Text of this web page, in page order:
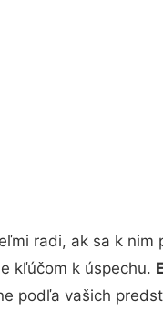
radi, ak sa k nim
kľúčom k úspechu.
podľa vašich